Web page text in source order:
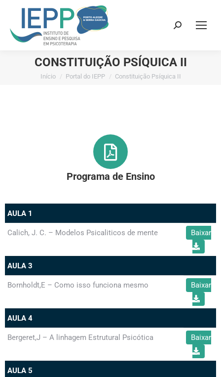
CONSTITUIÇÃO PSÍQUICA II
Você está aqui:
Início Portal do IEPP Constituição Psíquica II
Programa de Ensino
AULA 1
Calich, J. C. – Modelos Psicaliticos de mente Baixar
AULA 3
Bornholdt,E – Como isso funciona mesmo Baixar
AULA 4
Bergeret,J – A linhagem Estrutural Psicótica Baixar
AULA 5